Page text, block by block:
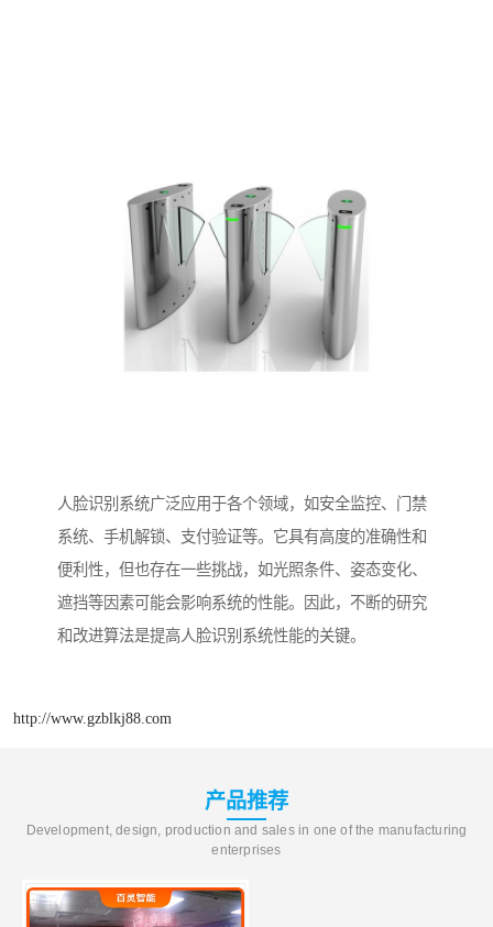
人脸识别系统广泛应用于各个领域，如安全监控、门禁
系统、手机解锁、支付验证等。它具有高度的准确性和
便利性，但也存在一些挑战，如光照条件、姿态变化、
遮挡等因素可能会影响系统的性能。因此，不断的研究
和改进算法是提高人脸识别系统性能的关键。
http://www.gzblkj88.com
产品推荐
Development, design, production and sales in one of the manufacturing
enterprises